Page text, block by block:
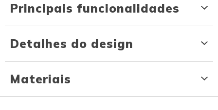
Principais funcionalidades
Detalhes do design
Materiais